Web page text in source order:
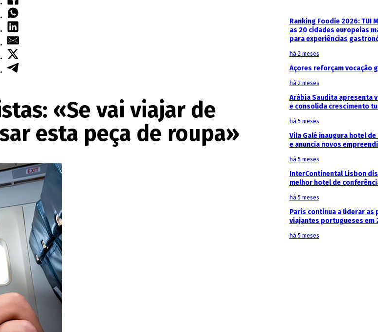
«Se vai viajar de
esta peça de roupa»
Ranking Foodie 2026: TUI
as 20 cidades europeias
para experiências
há 2 meses
Açores reforçam vocação
há 2 meses
Arábia Saudita apresenta
e consolida crescimento
há 5 meses
Vila Galé inaugura hotel de
e anuncia novos
há 5 meses
InterContinental Lisbon
melhor hotel de
há 5 meses
Paris continua a liderar as
viajantes portugueses em
há 5 meses